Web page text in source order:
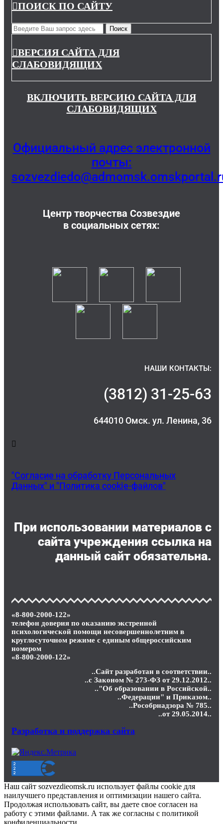
ПОИСК ПО САЙТУ
ВЕРСИЯ САЙТА ДЛЯ
СЛАБОВИДЯЩИХ
ВКЛЮЧИТЬ ВЕРСИЮ САЙТА ДЛЯ
СЛАБОВИДЯЩИХ
Официальный адрес электронной
почты:
Центр творчества Созвездие
в социальных сетях:
НАШИ КОНТАКТЫ:
(3812) 31-25-63
644010 Омск. ул. Ленина, 36
"Согласие на обработку Персональных
Данных" и "Политика cookie-файлов"
При использовании материалов c
сайта учреждения ссылка на
данный сайт обязательна.
«8-800-2000-122»
телефон доверия по оказанию экстренной
психологической помощи несовершеннолетним в
круглосуточном режиме с единым общероссийским
номером
«8-800-2000-122»
..Сайт разработан в соответствии..
..с Законом № 273-ФЗ от 29.12.2012..
.."Об образовании в Российской..
..Федерации" и Приказом..
..Рособрнадзора № 785..
..от 29.05.2014..
Разработка и поддержка сайта
Наш сайт sozvezdieomsk.ru использует файлы cookie для
наилучшего представления и оптимизации нашего сайта.
Продолжая использовать сайт, вы даете свое согласен на
работу с этими файлами. А так же согласны с политикой